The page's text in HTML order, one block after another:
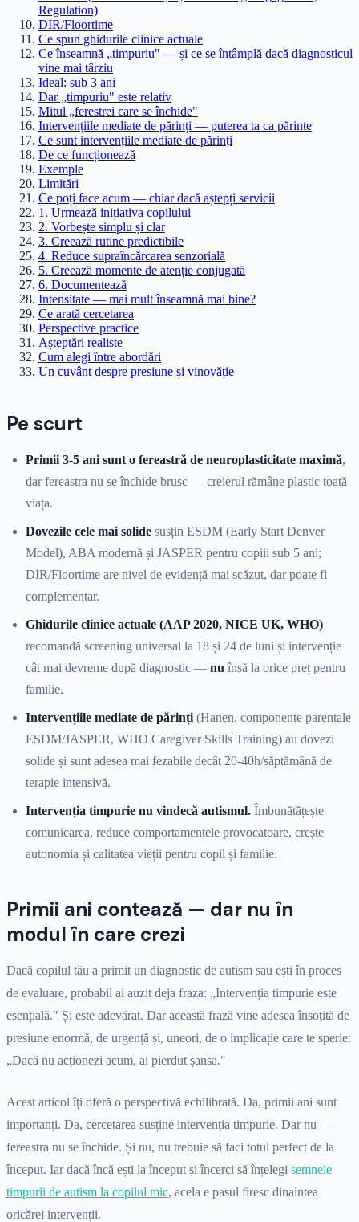
Regulation)
DIR/Floortime
Ce spun ghidurile clinice actuale
Ce înseamnă „timpuriu" — și ce se întâmplă dacă diagnosticul
vine mai târziu
Ideal: sub 3 ani
Dar „timpuriu" este relativ
Mitul „ferestrei care se închide"
Intervențiile mediate de părinți — puterea ta ca părinte
Ce sunt intervențiile mediate de părinți
De ce funcționează
Exemple
Limitări
Ce poți face acum — chiar dacă aștepți servicii
1. Urmează inițiativa copilului
2. Vorbește simplu și clar
3. Creează rutine predictibile
4. Reduce supraîncărcarea senzorială
5. Creează momente de atenție conjugată
6. Documentează
Intensitate — mai mult înseamnă mai bine?
Ce arată cercetarea
Perspective practice
Așteptări realiste
Cum alegi între abordări
Un cuvânt despre presiune și vinovăție
Pe scurt
Primii 3-5 ani sunt o fereastră de neuroplasticitate maximă,
dar fereastra nu se închide brusc — creierul rămâne plastic toată
viața.
Dovezile cele mai solide susțin ESDM (Early Start Denver
Model), ABA modernă și JASPER pentru copiii sub 5 ani;
DIR/Floortime are nivel de evidență mai scăzut, dar poate fi
complementar.
Ghidurile clinice actuale (AAP 2020, NICE UK, WHO)
recomandă screening universal la 18 și 24 de luni și intervenție
cât mai devreme după diagnostic — nu însă la orice preț pentru
familie.
Intervențiile mediate de părinți (Hanen, componente parentale
ESDM/JASPER, WHO Caregiver Skills Training) au dovezi
solide și sunt adesea mai fezabile decât 20-40h/săptămână de
terapie intensivă.
Intervenția timpurie nu vindecă autismul. Îmbunătățește
comunicarea, reduce comportamentele provocatoare, crește
autonomia și calitatea vieții pentru copil și familie.
Primii ani contează — dar nu în
modul în care crezi
Dacă copilul tău a primit un diagnostic de autism sau ești în proces
de evaluare, probabil ai auzit deja fraza: „Intervenția timpurie este
esențială." Și este adevărat. Dar această frază vine adesea însoțită de
presiune enormă, de urgență și, uneori, de o implicație care te sperie:
„Dacă nu acționezi acum, ai pierdut șansa."
Acest articol îți oferă o perspectivă echilibrată. Da, primii ani sunt
importanți. Da, cercetarea susține intervenția timpurie. Dar nu —
fereastra nu se închide. Și nu, nu trebuie să faci totul perfect de la
început. Iar dacă încă ești la început și încerci să înțelegi semnele
timpurii de autism la copilul mic, acela e pasul firesc dinaintea
oricărei intervenții.